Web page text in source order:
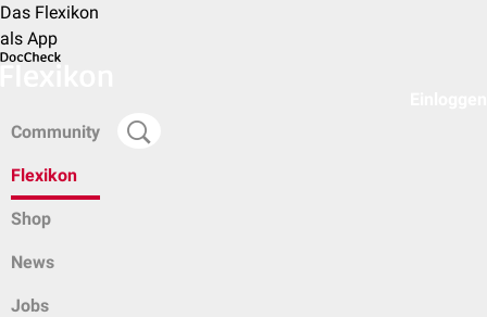
Das Flexikon
als App
Community
Flexikon
Shop
News
Jobs